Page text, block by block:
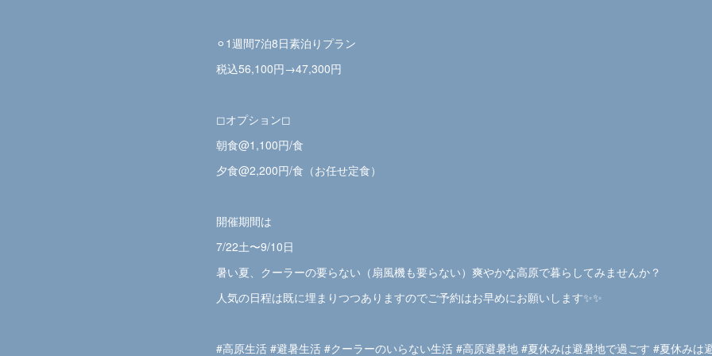
⚪︎1週間7泊8日素泊りプラン
税込56,100円→47,300円
◻︎オプション◻︎
朝食@1,100円/食
夕食@2,200円/食（お任せ定食）
開催期間は
7/22土〜9/10日
暑い夏、クーラーの要らない（扇風機も要らない）爽やかな高原で暮らしてみませんか？
人気の日程は既に埋まりつつありますのでご予約はお早めにお願いします✨✨
#高原生活 #避暑生活 #クーラーのいらない生活 #高原避暑地 #夏休みは避暑地で過ごす #夏休みは